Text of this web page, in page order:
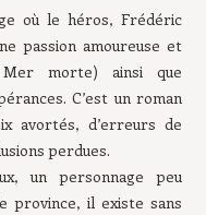
où le héros, Frédéric
passion amoureuse et
morte) ainsi que
C’est un roman
avortés, d’erreurs de
perdues.
un personnage peu
province, il existe sans